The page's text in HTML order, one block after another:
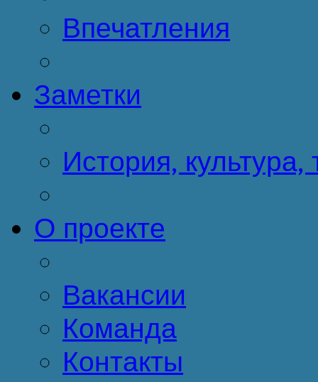
Впечатления
Заметки
История, культура,
О проекте
Вакансии
Команда
Контакты